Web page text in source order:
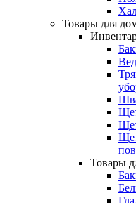
Товары для
Товары